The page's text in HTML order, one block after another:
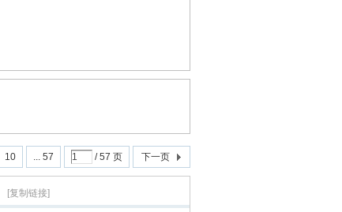
10 ... 57 / 57 页 下一页
[复制链接]